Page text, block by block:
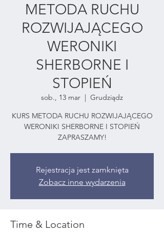
METODA RUCHU
ROZWIJAJĄCEGO
WERONIKI
SHERBORNE I
STOPIEŃ
sob., 13 mar
  |
Grudziądz
KURS METODA RUCHU ROZWIJAJĄCEGO
WERONIKI SHERBORNE I STOPIEŃ
ZAPRASZAMY!
Rejestracja jest zamknięta
Zobacz inne wydarzenia
Time & Location